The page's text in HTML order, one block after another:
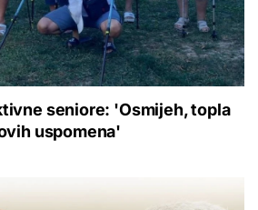
seniore: 'Osmijeh, topla
uspomena'